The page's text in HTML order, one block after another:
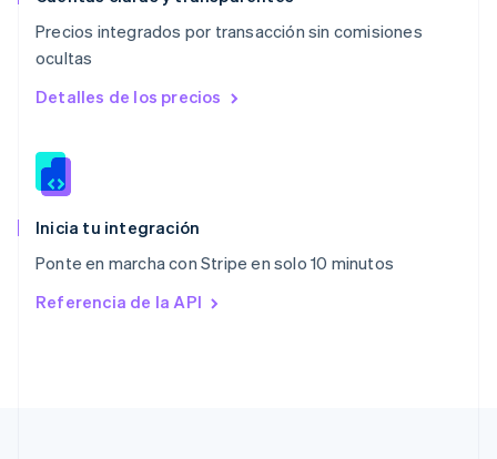
Precios integrados por transacción sin comisiones
ocultas
Detalles de los precios
Inicia tu integración
Ponte en marcha con Stripe en solo 10 minutos
Referencia de la API
NederlandsEnglish
Polonia
English
RAE de Hong Kong, China
Reino Unido
English
English
English